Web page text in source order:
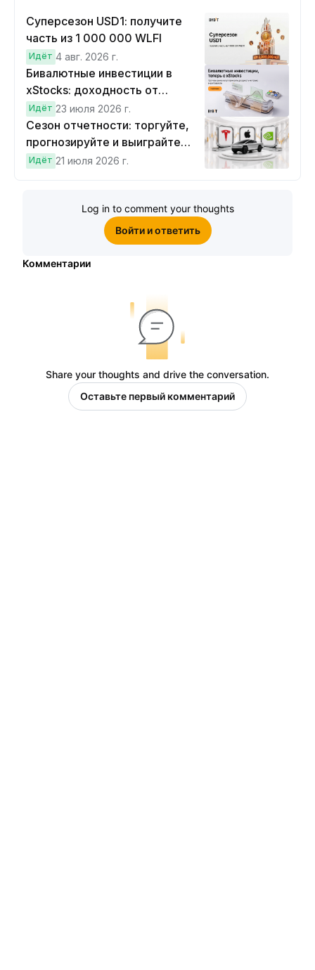
Суперсезон USD1: получите
часть из 1 000 000 WLFI
Идёт 4 авг. 2026 г.
Бивалютные инвестиции в
xStocks: доходность от
прогнозов
Идёт 23 июля 2026 г.
Сезон отчетности: торгуйте,
прогнозируйте и выиграйте
Cybertruck!
Идёт 21 июля 2026 г.
Log in to comment your thoughts
Войти и ответить
Комментарии
Share your thoughts and drive the conversation.
Оставьте первый комментарий